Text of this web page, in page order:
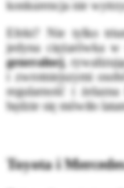
konkurencja nie
Efekt? Nie tylko
jedyna ciężarówka
generalnej,
i zwrotniejszymi
regularność i
będzie się mówiło
Toyota i